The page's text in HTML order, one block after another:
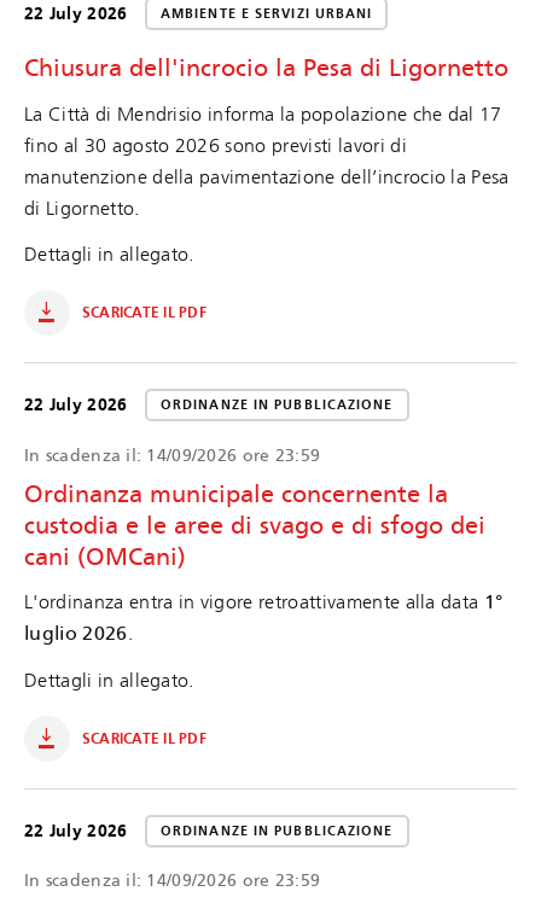
22 July 2026 AMBIENTE E SERVIZI URBANI
Chiusura dell'incrocio la Pesa di Ligornetto
La Città di Mendrisio informa la popolazione che dal 17
fino al 30 agosto 2026 sono previsti lavori di
manutenzione della pavimentazione dell’incrocio la Pesa
di Ligornetto.
Dettagli in allegato.
SCARICATE IL PDF
22 July 2026 ORDINANZE IN PUBBLICAZIONE
In scadenza il: 14/09/2026 ore 23:59
Ordinanza municipale concernente la
custodia e le aree di svago e di sfogo dei
cani (OMCani)
L'ordinanza entra in vigore retroattivamente alla data 1°
luglio 2026.
Dettagli in allegato.
SCARICATE IL PDF
22 July 2026 ORDINANZE IN PUBBLICAZIONE
In scadenza il: 14/09/2026 ore 23:59